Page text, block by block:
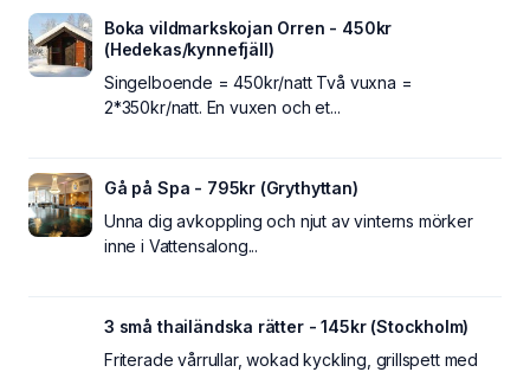
Boka vildmarkskojan Orren - 450kr
(Hedekas/kynnefjäll)
Singelboende = 450kr/natt Två vuxna =
2*350kr/natt. En vuxen och et...
Gå på Spa - 795kr (Grythyttan)
Unna dig avkoppling och njut av vinterns mörker
inne i Vattensalong...
3 små thailändska rätter - 145kr (Stockholm)
Friterade vårrullar, wokad kyckling, grillspett med